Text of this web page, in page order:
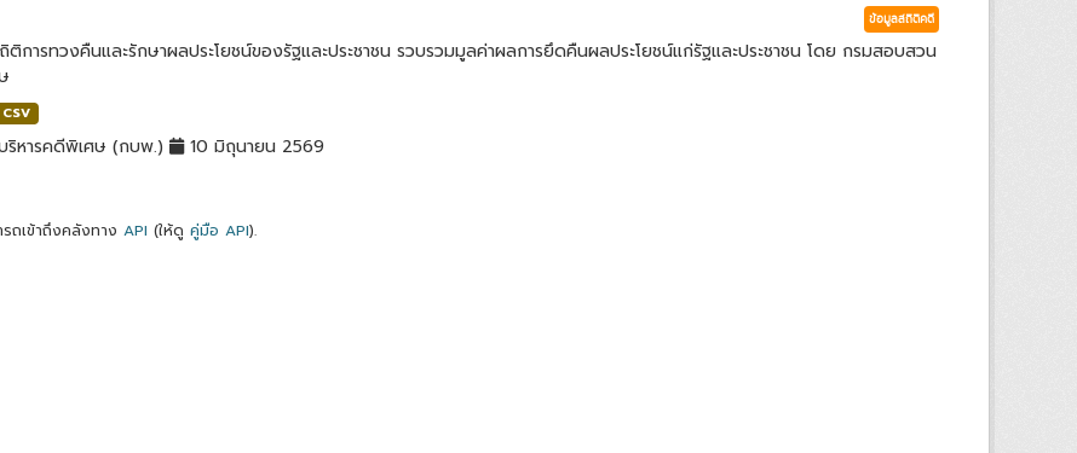
ข้อมูลสถิติคดี
การทวงคืนและรักษาผลประโยชน์ของรัฐและประชาชน รวบรวมมูลค่าผลการยึดคืนผลประโยชน์แก่รัฐและประชาชน โดย กรมสอบสวน
CSV
หารคดีพิเศษ (กบพ.) 10 มิถุนายน 2569
ถเข้าถึงคลังทาง API (ให้ดู คู่มือ API).